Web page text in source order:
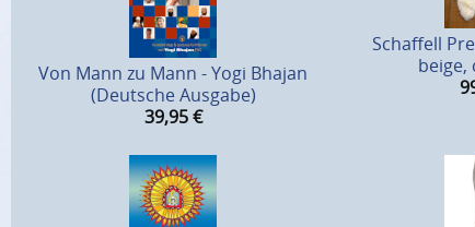
Von Mann zu Mann - Yogi Bhajan
(Deutsche Ausgabe)
39,95 €
Schaffell
beige,